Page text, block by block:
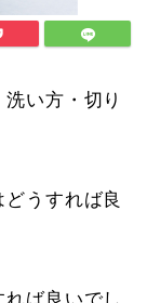
い方・切り
うすれば良